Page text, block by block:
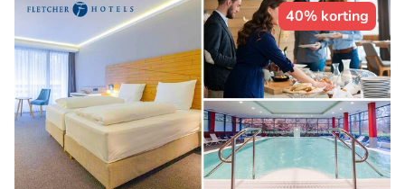
40% korting